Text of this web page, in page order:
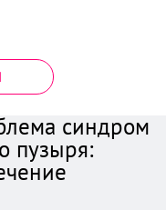
синдром
пузыря: